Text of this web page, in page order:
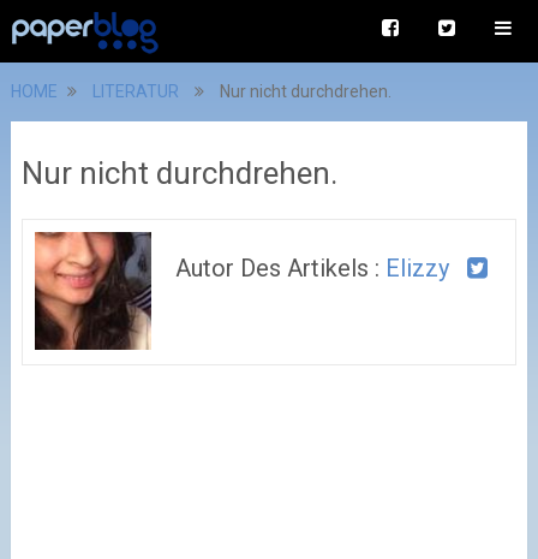
HOME LITERATUR Nur nicht durchdrehen.
Nur nicht durchdrehen.
Autor Des Artikels : Elizzy